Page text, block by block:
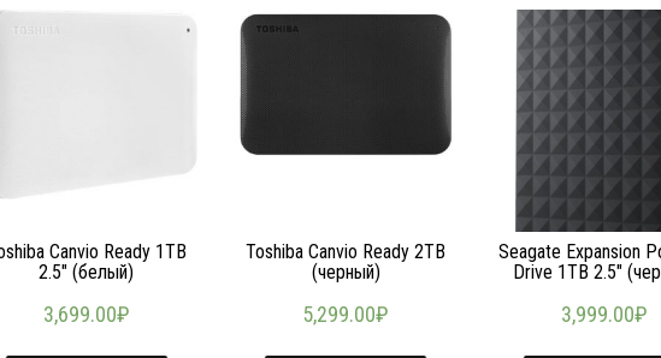
Canvio Ready 1TB
2.5″ (белый)
3,699.00₽
Toshiba Canvio Ready 2TB
(черный)
5,299.00₽
Seagate Expansion
Drive 1TB 2.5″
3,999.00₽